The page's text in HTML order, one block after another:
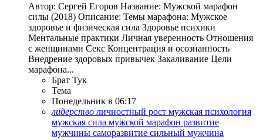
Автор: Сергей Егоров Название: Мужской марафон
силы (2018) Описание: Темы марафона: Мужское
здоровье и физическая сила Здоровье психики
Ментальные практики Личная уверенность Отношения
с женщинами Секс Концентрация и осознанность
Внедрение здоровых привычек Закаливание Цели
марафона...
Брат Тук
Тема
Понедельник в 06:17
лидерство личностный рост мужская психология
мужская сила мужской марафон развитие
мужчины саморазвитие сильный мужчина